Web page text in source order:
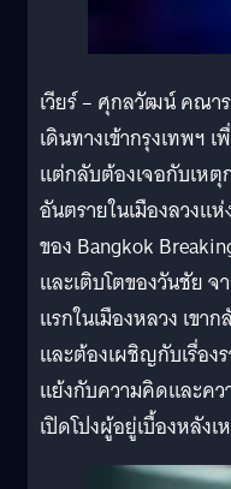
เวียร์ – ศุกลวัฒน์ คณา
เดินทางเข้ากรุงเทพฯ
แต่กลับต้องเจอกับเหตุ
อันตรายในเมืองลวงแ
ของ Bangkok
และเติบโตของวันชัย
แรกในเมืองหลวง เข
และต้องเผชิญกับเรื่อง
แย้งกับความคิดและคว
เปิดโปงผู้อยู่เบื้องหลัง